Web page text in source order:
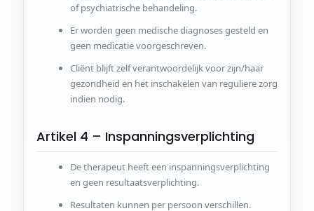
of psychiatrische behandeling.
Er worden geen medische diagnoses gesteld en
geen medicatie voorgeschreven.
Cliënt blijft zelf verantwoordelijk voor zijn/haar
gezondheid en het inschakelen van reguliere zorg
indien nodig.
Artikel 4 – Inspanningsverplichting
De therapeut heeft een inspanningsverplichting
en geen resultaatsverplichting.
Resultaten kunnen per persoon verschillen.